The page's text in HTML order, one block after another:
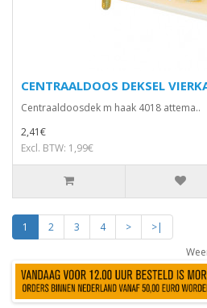
CENTRAALDOOS DEKSEL
Centraaldoosdek m haak 4018 attema..
2,41€
Excl. BTW: 1,99€
1 2 3 4 >
>|